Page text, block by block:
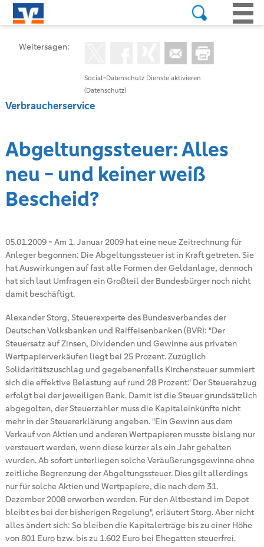
Social-Datenschutz Dienste aktivieren
(Datenschutz)
Weitersagen:
Verbraucherservice
Abgeltungssteuer: Alles
neu - und keiner weiß
Bescheid?
05.01.2009- Am 1. Januar 2009 hat eine neue Zeitrechnung für
Anleger begonnen: Die Abgeltungssteuer ist in Kraft getreten. Sie
hat Auswirkungen auf fast alle Formen der Geldanlage, dennoch
hat sich laut Umfragen ein Großteil der Bundesbürger noch nicht
damit beschäftigt.
Alexander Storg, Steuerexperte des Bundesverbandes der
Deutschen Volksbanken und Raiffeisenbanken (BVR): "Der
Steuersatz auf Zinsen, Dividenden und Gewinne aus privaten
Wertpapierverkäufen liegt bei 25 Prozent. Zuzüglich
Solidaritätszuschlag und gegebenenfalls Kirchensteuer summiert
sich die effektive Belastung auf rund 28 Prozent." Der Steuerabzug
erfolgt bei der jeweiligen Bank. Damit ist die Steuer grundsätzlich
abgegolten, der Steuerzahler muss die Kapitaleinkünfte nicht
mehr in der Steuererklärung angeben. "Ein Gewinn aus dem
Verkauf von Aktien und anderen Wertpapieren musste bislang nur
versteuert werden, wenn diese kürzer als ein Jahr gehalten
wurden. Ab sofort unterliegen solche Veräußerungsgewinne ohne
zeitliche Begrenzung der Abgeltungssteuer. Dies gilt allerdings
nur für solche Aktien und Wertpapiere, die nach dem 31.
Dezember 2008 erworben werden. Für den Altbestand im Depot
bleibt es bei der bisherigen Regelung", erläutert Storg. Aber nicht
alles ändert sich: So bleiben die Kapitalerträge bis zu einer Höhe
von 801 Euro bzw. bis zu 1.602 Euro bei Ehegatten steuerfrei.